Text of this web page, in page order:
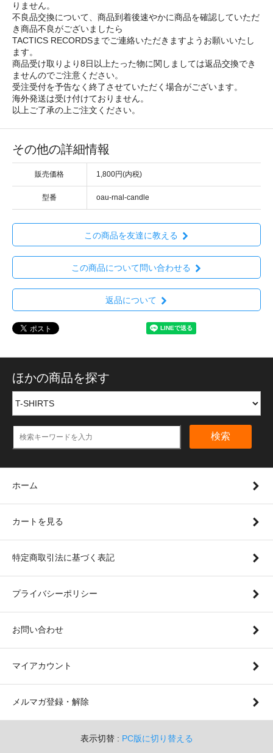
りません。
不良品交換について、商品到着後速やかに商品を確認していただ
き商品不良がございましたら
TACTICS RECORDSまでご連絡いただきますようお願いいたし
ます。
商品受け取りより8日以上たった物に関しましては返品交換でき
ませんのでご注意ください。
受注受付を予告なく終了させていただく場合がございます。
海外発送は受け付けておりません。
以上ご了承の上ご注文ください。
その他の詳細情報
販売価格 1,800円(内税)
型番 oau-rnal-candle
この商品を友達に教える
この商品について問い合わせる
返品について
ほかの商品を探す
検索
ホーム
カートを見る
特定商取引法に基づく表記
プライバシーポリシー
お問い合わせ
マイアカウント
メルマガ登録・解除
表示切替 : PC版に切り替える